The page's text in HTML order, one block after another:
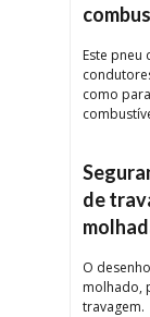
Este
como
de
O
molhado,
travagem.